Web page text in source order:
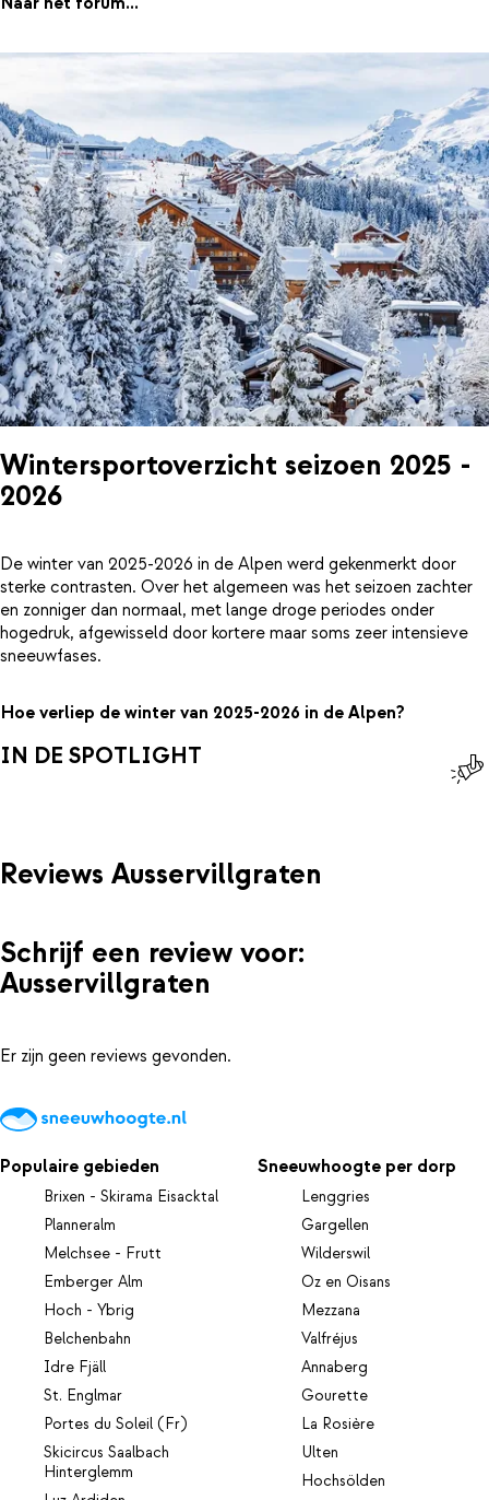
Wintersportoverzicht seizoen 2025 -
2026
De winter van 2025-2026 in de Alpen werd gekenmerkt door
sterke contrasten. Over het algemeen was het seizoen zachter
en zonniger dan normaal, met lange droge periodes onder
hogedruk, afgewisseld door kortere maar soms zeer intensieve
sneeuwfases.
Hoe verliep de winter van 2025-2026 in de Alpen?
IN DE SPOTLIGHT
Reviews Ausservillgraten
Schrijf een review voor:
Ausservillgraten
Er zijn geen reviews gevonden.
Populaire gebieden
Brixen - Skirama Eisacktal
Planneralm
Melchsee - Frutt
Emberger Alm
Hoch - Ybrig
Belchenbahn
Idre Fjäll
St. Englmar
Portes du Soleil (Fr)
Skicircus Saalbach
Hinterglemm
Sneeuwhoogte per dorp
Lenggries
Gargellen
Wilderswil
Oz en Oisans
Mezzana
Valfréjus
Annaberg
Gourette
La Rosière
Ulten
Hochsölden